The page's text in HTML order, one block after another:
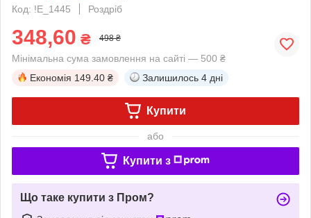
Код: !Е_1445
Роздріб
348,60 ₴ 498 ₴
Мінімальна сума замовлення на сайті — 500 ₴
Економія 149.40 ₴ Залишилось 4 дні
Купити
або
Купити з
Що таке купити з Пром?